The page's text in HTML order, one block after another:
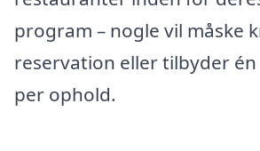
program – nogle vil måske
reservation eller tilbyder
per ophold.